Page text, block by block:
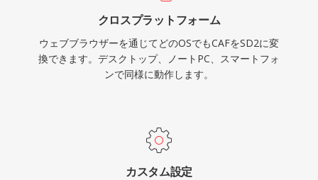
クロスプラットフォーム
ウェブブラウザーを通じてどのOSでもCAFをSD2に変
換できます。デスクトップ、ノートPC、スマートフォ
ンで同様に動作します。
カスタム設定